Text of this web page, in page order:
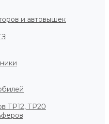
и автовышек
ТР12, ТР20